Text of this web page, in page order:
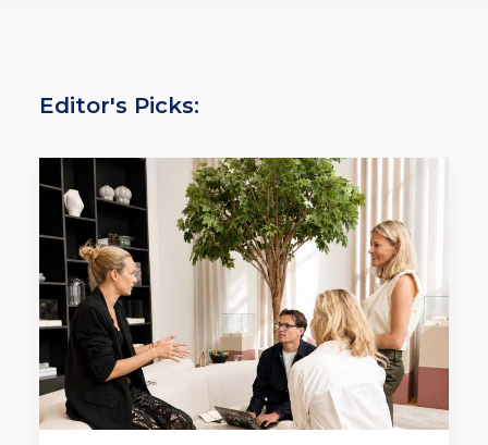
Editor's Picks: